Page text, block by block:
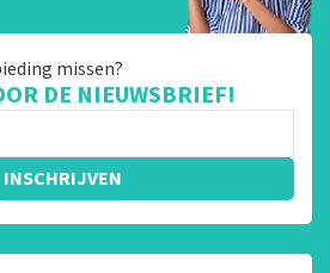
missen?
DE NIEUWSBRIEF!
INSCHRIJVEN